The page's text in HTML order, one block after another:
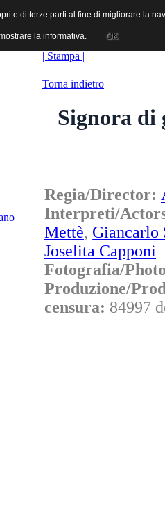
Industrie Cinematografiche
| Stampa |
Torna indietro
Signora di
Regia/Director:
Interpreti/
Mettè, Giancarlo
Joselita Capponi
Fotografia/
Produzione/
censura: 84997
e di terze parti al fine di migliorare la
la informativa. OK
e di terze parti al fine di migliorare la
la informativa. OK